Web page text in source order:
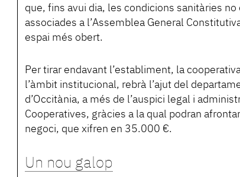
que, fins avui dia, les condicions sanitàries
associades a l’Assemblea General
espai més obert.
Per tirar endavant l’establiment, la
l’àmbit institucional, rebrà l’ajut del
d’Occitània, a més de l’auspici legal i
Cooperatives, gràcies a la qual podran
negoci, que xifren en 35.000 €.
Un nou galop